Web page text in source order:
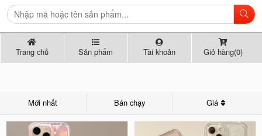
Trang chủ Sản phẩm Tài khoản Giỏ hàng(0)
Mới nhất Bán chạy Giá